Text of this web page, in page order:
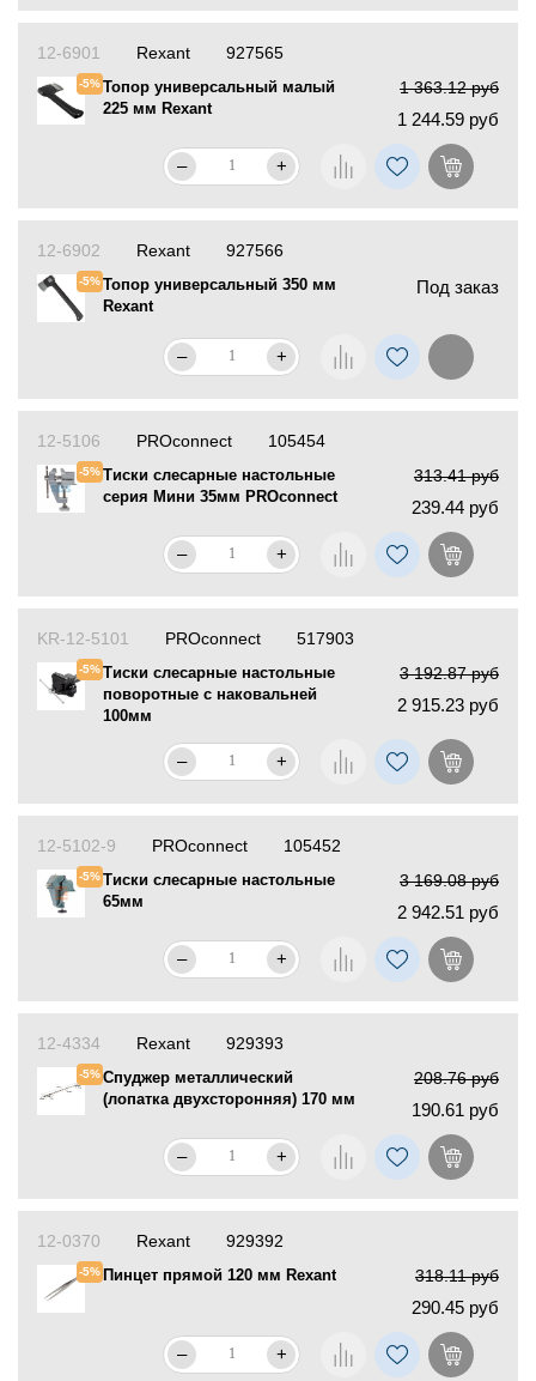
927565
12-6901
-5%Топор универсальный малый
225 мм Rexant
1 363.12 руб
1 244.59 руб
Rexant
– +
927566
12-6902
-5%Топор универсальный 350 мм
Rexant
Под заказ
Rexant
– +
105454
12-5106
-5%Тиски слесарные настольные
серия Мини 35мм PROconnect
313.41 руб
239.44 руб
PROconnect
– +
517903
KR-12-5101
-5%Тиски слесарные настольные
поворотные с наковальней
100мм
3 192.87 руб
2 915.23 руб
PROconnect
– +
105452
12-5102-9
-5%Тиски слесарные настольные
65мм
3 169.08 руб
2 942.51 руб
PROconnect
– +
929393
12-4334
-5%Спуджер металлический
(лопатка двухсторонняя) 170 мм
208.76 руб
190.61 руб
Rexant
– +
929392
12-0370
-5%Пинцет прямой 120 мм Rexant 318.11 руб
290.45 руб
Rexant
– +